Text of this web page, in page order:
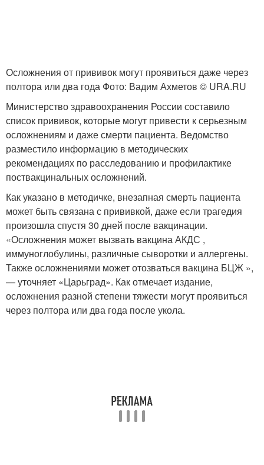
Осложнения от прививок могут проявиться даже через
полтора или два года Фото: Вадим Ахметов © URA.RU
Министерство здравоохранения России составило
список прививок, которые могут привести к серьезным
осложнениям и даже смерти пациента. Ведомство
разместило информацию в методических
рекомендациях по расследованию и профилактике
поствакцинальных осложнений.
Как указано в методичке, внезапная смерть пациента
может быть связана с прививкой, даже если трагедия
произошла спустя 30 дней после вакцинации.
«Осложнения может вызвать вакцина АКДС ,
иммуноглобулины, различные сыворотки и аллергены.
Также осложнениями может отозваться вакцина БЦЖ »,
— уточняет «Царьград». Как отмечает издание,
осложнения разной степени тяжести могут проявиться
через полтора или два года после укола.